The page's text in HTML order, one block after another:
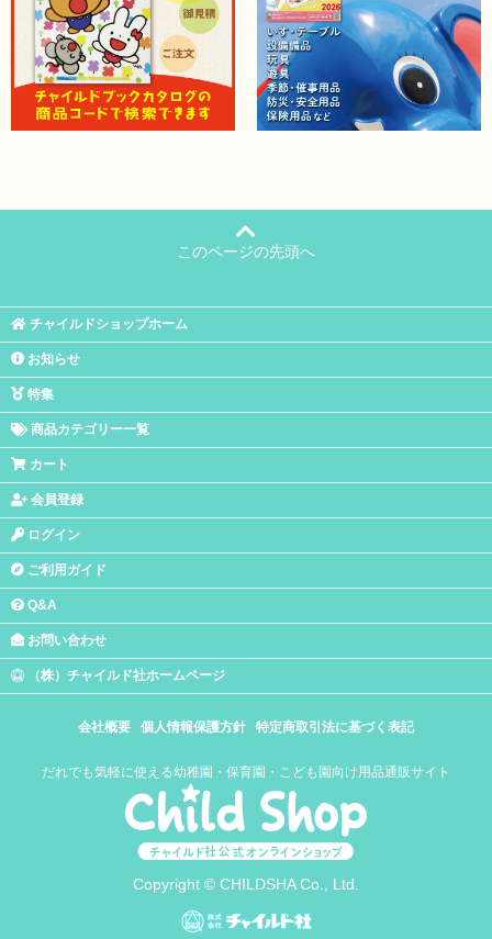
このページの先頭へ
チャイルドショップホーム
お知らせ
特集
商品カテゴリー一覧
カート
会員登録
ログイン
ご利用ガイド
Q&A
お問い合わせ
（株）チャイルド社ホームページ
会社概要 個人情報保護方針 特定商取引法に基づく表記
だれでも気軽に使える幼稚園・保育園・こども園向け用品通販サイト
Copyright © CHILDSHA Co., Ltd.